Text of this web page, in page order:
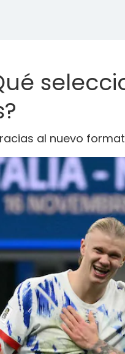
al nuevo